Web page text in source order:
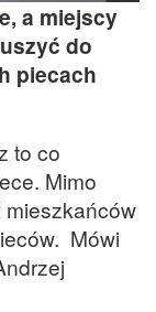
a miejscy
do
piecach
to co
Mimo
Mówi